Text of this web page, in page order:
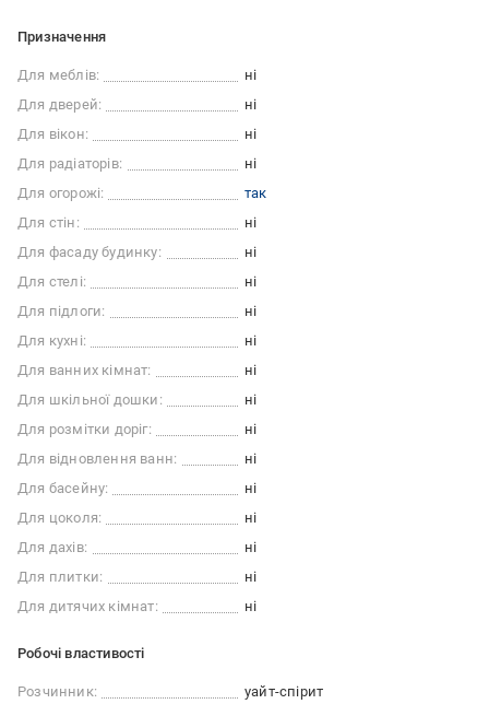
Призначення
Для меблів:
ні
Для дверей:
ні
Для вікон:
ні
Для радіаторів:
ні
Для огорожі:
так
Для стін:
ні
Для фасаду будинку:
ні
Для стелі:
ні
Для підлоги:
ні
Для кухні:
ні
Для ванних кімнат:
ні
Для шкільної дошки:
ні
Для розмітки доріг:
ні
Для відновлення ванн:
ні
Для басейну:
ні
Для цоколя:
ні
Для дахів:
ні
Для плитки:
ні
Для дитячих кімнат:
ні
Робочі властивості
Розчинник: уайт-спірит